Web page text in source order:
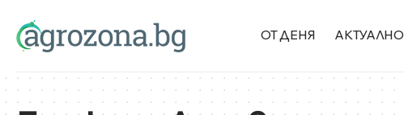
ОТ ДЕНЯ АКТУАЛНО